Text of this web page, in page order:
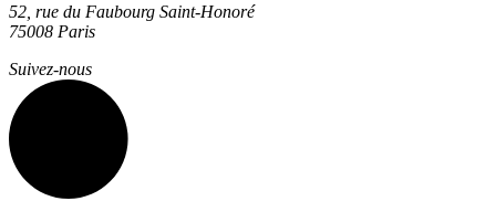
52, rue du Faubourg Saint-Honoré
75008 Paris
Suivez-nous